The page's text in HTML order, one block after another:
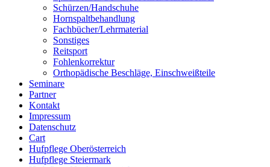
Schürzen/Handschuhe
Hornspaltbehandlung
Fachbücher/Lehrmaterial
Sonstiges
Reitsport
Fohlenkorrektur
Orthopädische Beschläge, Einschweißteile
Seminare
Partner
Kontakt
Impressum
Datenschutz
Cart
Hufpflege Oberösterreich
Hufpflege Steiermark